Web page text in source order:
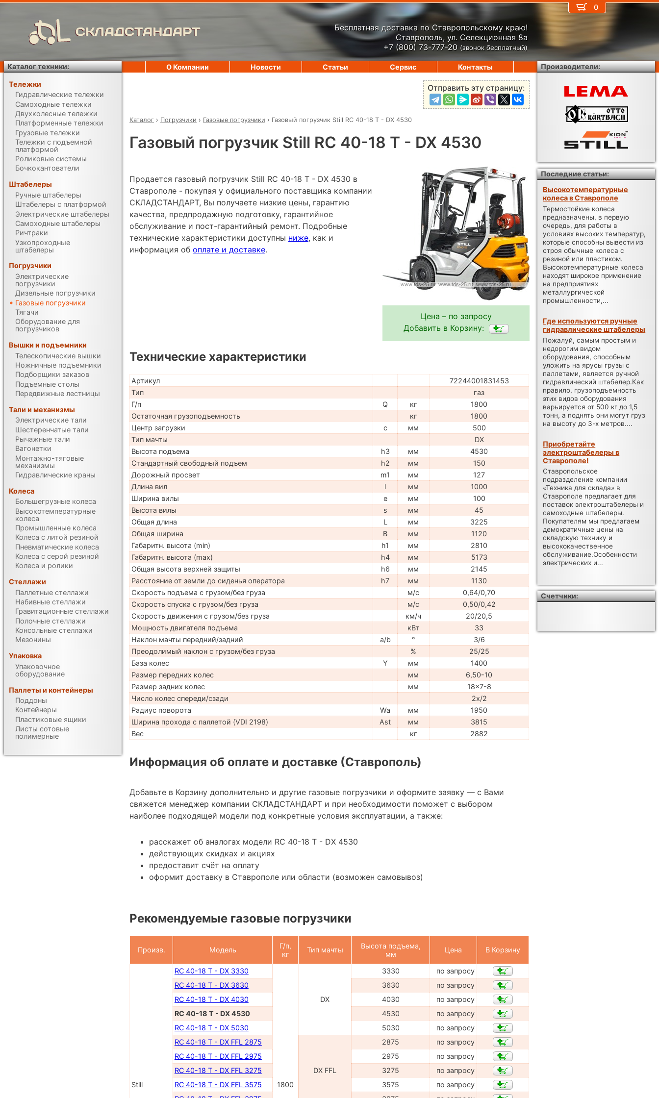
СКЛАДСТАНДАРТ
Бесплатная доставка по Ставропольскому краю!
Ставрополь, ул. Селекционная 8а
+7 (800) 73-777-20 (звонок бесплатный)
Отправить эту страницу:
Каталог › Погрузчики › Газовые погрузчики › Газовый погрузчик Still RC 40-18 T - DX 4530
Газовый погрузчик Still RC 40-18 T - DX 4530
Цена – по запросу
Добавить в Корзину:
Продается газовый погрузчик Still RC 40-18 T - DX 4530 в
Ставрополе - покупая у официального поставщика компании
СКЛАДСТАНДАРТ, Вы получаете низкие цены, гарантию
качества, предпродажную подготовку, гарантийное
обслуживание и пост-гарантийный ремонт. Подробные
технические характеристики доступны ниже, как и
информация об оплате и доставке.
Технические характеристики
Артикул
72244001831453
Тип
газ
Г/п
Q кг
1800
Остаточная грузоподъемность
кг
1800
Центр загрузки
c мм
500
Тип мачты
DX
Высота подъема
h3 мм
4530
Стандартный свободный подъем
h2 мм
150
Дорожный просвет
m1 мм
127
Длина вил
l мм
1000
Ширина вилы
e мм
100
Высота вилы
s мм
45
Общая длина
L мм
3225
Общая ширина
B мм
1120
Габаритн. высота (min)
h1 мм
2810
Габаритн. высота (max)
h4 мм
5173
Общая высота верхней защиты
h6 мм
2145
Расстояние от земли до сиденья оператора
h7 мм
1130
Скорость подъема с грузом/без груза
м/с
0,64/0,70
Скорость спуска с грузом/без груза
м/с
0,50/0,42
Скорость движения с грузом/без груза
км/ч
20/20,5
Мощность двигателя подъема
кВт
33
Наклон мачты передний/задний
a/b °
3/6
Преодолимый наклон с грузом/без груза
%
25/25
База колес
Y мм
1400
Размер передних колес
мм
6,50-10
Размер задних колес
мм
18x7-8
Число колес спереди/сзади
2x/2
Радиус поворота
Wa мм
1950
Ширина прохода с паллетой (VDI 2198)
Ast мм
3815
Вес
кг 2882
Информация об оплате и доставке (Ставрополь)
Добавьте в Корзину дополнительно и другие газовые погрузчики и оформите заявку — с Вами
свяжется менеджер компании СКЛАДСТАНДАРТ и при необходимости поможет с выбором
наиболее подходящей модели под конкретные условия эксплуатации, а также:
расскажет об аналогах модели RC 40-18 T - DX 4530
действующих скидках и акциях
предоставит счёт на оплату
оформит доставку в Ставрополе или области (возможен самовывоз)
Рекомендуемые газовые погрузчики
Произв. Модель
Г/п,
кг
Тип мачты
Высота подъема,
мм
Цена В Корзину
Still
RC 40-18 T - DX 3330
1800
DX
3330
по запросу
RC 40-18 T - DX 3630
3630
по запросу
RC 40-18 T - DX 4030
4030
по запросу
RC 40-18 T - DX 4530
4530
по запросу
RC 40-18 T - DX 5030
5030
по запросу
RC 40-18 T - DX FFL 2875
DX FFL
2875
по запросу
RC 40-18 T - DX FFL 2975
2975
по запросу
RC 40-18 T - DX FFL 3275
3275
по запросу
RC 40-18 T - DX FFL 3575
3575
по запросу
0
О Компании Новости Статьи Сервис Контакты
Каталог техники:
Тележки
Гидравлические тележки
Самоходные тележки
Двухколесные тележки
Платформенные тележки
Грузовые тележки
Тележки с подъемной
платформой
Роликовые системы
Бочкокантователи
Штабелеры
Ручные штабелеры
Штабелеры с платформой
Электрические штабелеры
Самоходные штабелеры
Ричтраки
Узкопроходные
штабелеры
Погрузчики
Электрические
погрузчики
Дизельные погрузчики
Газовые погрузчики
Тягачи
Оборудование для
погрузчиков
Вышки и подъемники
Телескопические вышки
Ножничные подъемники
Подборщики заказов
Подъемные столы
Передвижные лестницы
Тали и механизмы
Электрические тали
Шестеренчатые тали
Рычажные тали
Вагонетки
Монтажно-тяговые
механизмы
Гидравлические краны
Колеса
Большегрузные колеса
Высокотемпературные
колеса
Промышленные колеса
Колеса с литой резиной
Пневматические колеса
Колеса с серой резиной
Колеса и ролики
Стеллажи
Паллетные стеллажи
Набивные стеллажи
Гравитационные стеллажи
Полочные стеллажи
Консольные стеллажи
Мезонины
Упаковка
Упаковочное
оборудование
Паллеты и контейнеры
Поддоны
Контейнеры
Пластиковые ящики
Листы сотовые
полимерные
Производители:
Последние статьи:
Высокотемпературные
колеса в Ставрополе
Термостойкие колеса
предназначены, в первую
очередь, для работы в
условиях высоких температур,
которые способны вывести из
строя обычные колеса с
резиной или пластиком.
Высокотемпературные колеса
находят широкое применение
на предприятиях
металлургической
промышленности,...
Где используются ручные
гидравлические штабелеры
Пожалуй, самым простым и
недорогим видом
оборудования, способным
уложить на ярусы грузы с
паллетами, является ручной
гидравлический штабелер.Как
правило, грузоподъемность
этих видов оборудования
варьируется от 500 кг до 1,5
тонн, а поднять они могут груз
на высоту до 3-х метров....
Приобретайте
электроштабелеры в
Ставрополе!
Ставропольское
подразделение компании
«Техника для склада» в
Ставрополе предлагает для
поставок электроштабелеры и
самоходные штабелеры.
Покупателям мы предлагаем
демократичные цены на
складскую технику и
высококачественное
обслуживание.Особенности
электрических и...
Счетчики: